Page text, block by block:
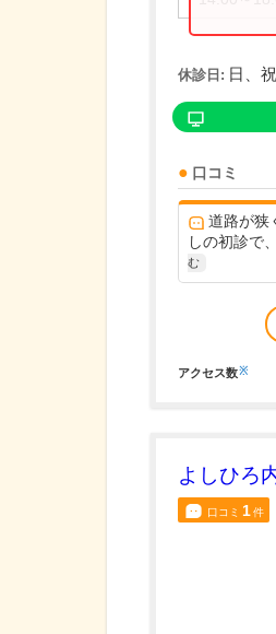
休診日: 日、祝
口コミ
道路が狭
しの初診で
む
アクセス数※
よしひろ
口コミ 1件